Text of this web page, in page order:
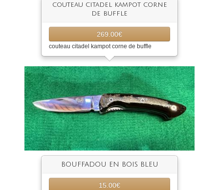
couteau citadel kampot corne
de buffle
269.00€
couteau citadel kampot corne de buffle
BOUFFADOU EN BOIS BLEU
15.00€